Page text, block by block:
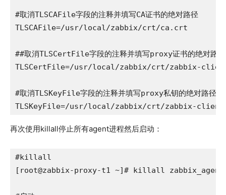
#取消TLSCAFile字段的注释并填写CA证书的绝对路径
TLSCAFile=/usr/local/zabbix/crt/ca.crt
##取消TLSCertFile字段的注释并填写proxy证书的绝对路径
TLSCertFile=/usr/local/zabbix/crt/zabbix-
#取消TLSKeyFile字段的注释并填写proxy私钥的绝对路径
TLSKeyFile=/usr/local/zabbix/crt/zabbix-
再次使用killall停止所有agent进程然后启动：
#killall
[root@zabbix-proxy-t1 ~]# killall